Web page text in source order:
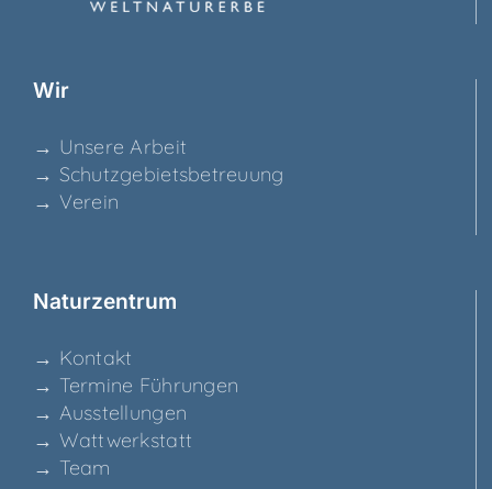
Wir
→ Unse­re Arbeit
→ Schutz­ge­biets­be­treu­ung
→ Ver­ein
Natur­zen­trum
→ Kon­takt
→ Ter­mi­ne Führungen
→ Aus­stel­lun­gen
→ Watt­werk­statt
→ Team